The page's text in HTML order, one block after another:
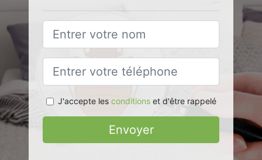
J'accepte les conditionset d'être rappelé
Envoyer